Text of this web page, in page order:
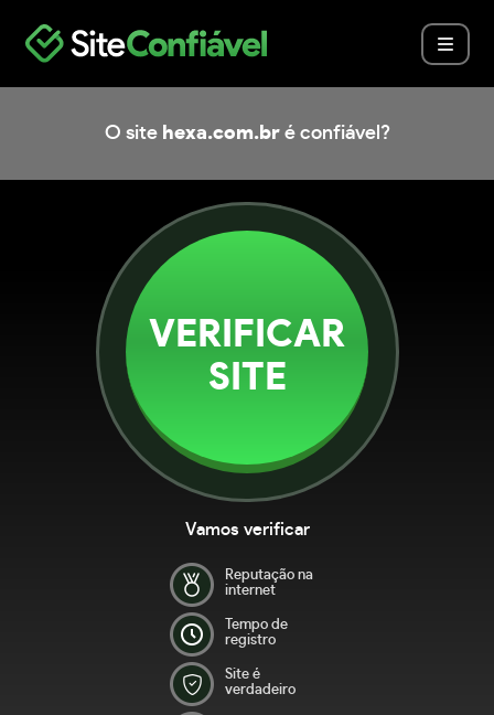
O site hexa.com.bré confiável?
VERIFICAR
SITE
Vamos verificar
Reputação na
internet
Tempo de
registro
Site é
verdadeiro